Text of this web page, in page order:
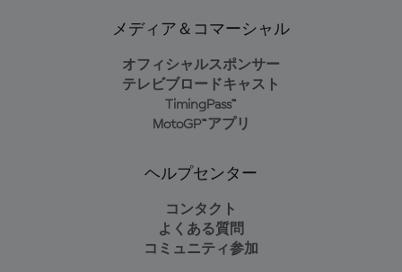
メディア＆コマーシャル
オフィシャルスポンサー
テレビブロードキャスト
TimingPass™
MotoGP™アプリ
ヘルプセンター
コンタクト
よくある質問
コミュニティ参加